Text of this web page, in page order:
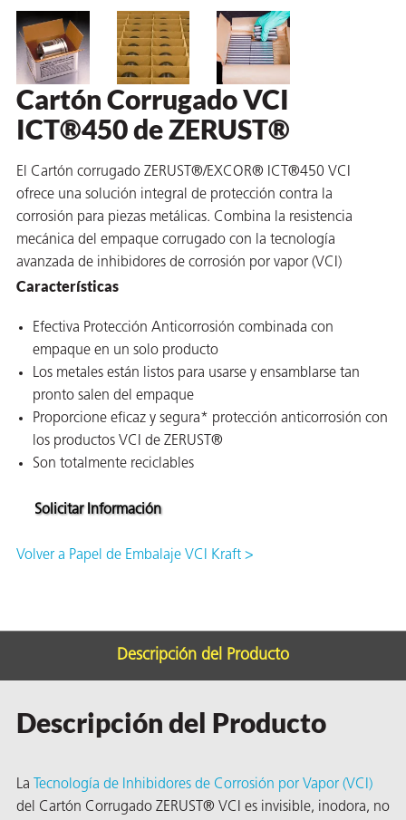
Cartón Corrugado VCI
ICT®450 de ZERUST®
El Cartón corrugado ZERUST®/EXCOR® ICT®450 VCI
ofrece una solución integral de protección contra la
corrosión para piezas metálicas. Combina la resistencia
mecánica del empaque corrugado con la tecnología
avanzada de inhibidores de corrosión por vapor (VCI)
Características
Efectiva Protección Anticorrosión combinada con
empaque en un solo producto
Los metales están listos para usarse y ensamblarse tan
pronto salen del empaque
Proporcione eficaz y segura* protección anticorrosión con
los productos VCI de ZERUST®
Son totalmente reciclables
Solicitar Información
Volver a Papel de Embalaje VCI Kraft >
Descripción del Producto
Descripción del Producto
La
Tecnología de Inhibidores de Corrosión por Vapor (VCI)
del Cartón Corrugado ZERUST® VCI es invisible, inodora, no
e
de